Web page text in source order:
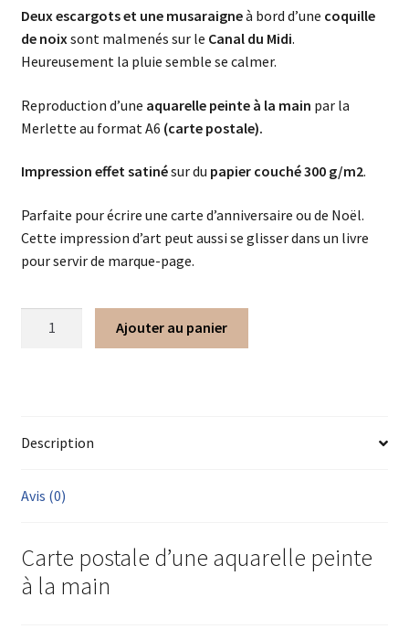
Deux escargots et une musaraigneà bord d’une coquille
de noixsont malmenés sur le Canal du Midi.
Heureusement la pluie semble se calmer.
Reproduction d’une aquarelle peinte à la main par la
Merlette au format A6 (carte postale).
Impression effet satinésur du papier couché 300 g/m2.
Parfaite pour écrire une carte d’anniversaire ou de Noël.
Cette impression d’art peut aussi se glisser dans un livre
pour servir de marque-page.
Ajouter au panier
Description
Avis (0)
Carte postale d’une aquarelle peinte
à la main